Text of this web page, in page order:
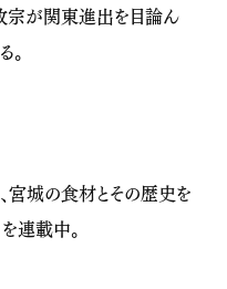
宗が関東進出を目論ん
。
宮城の食材とその歴史を
連載中。